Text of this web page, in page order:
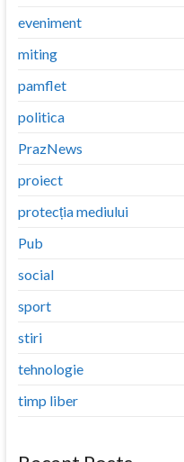
eveniment
miting
pamflet
politica
PrazNews
proiect
protecția mediului
Pub
social
sport
stiri
tehnologie
timp liber